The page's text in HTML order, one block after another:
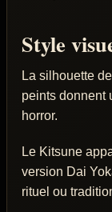
Style
La silhouette
peints donnent
horror.
Le Kitsune
version Dai
rituel ou